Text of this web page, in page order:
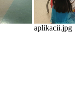
aplikacii.jpg